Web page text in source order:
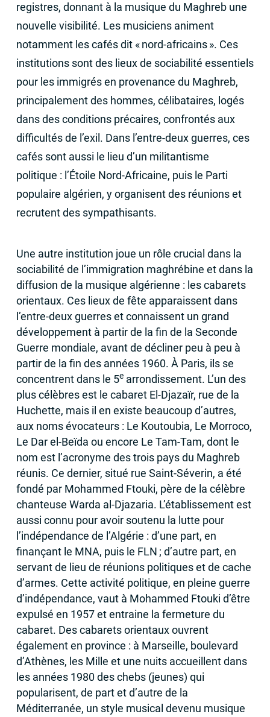
registres, donnant à la musique du Maghreb une
nouvelle visibilité. Les musiciens animent
notamment les cafés dit « nord-africains ». Ces
institutions sont des lieux de sociabilité essentiels
pour les immigrés en provenance du Maghreb,
principalement des hommes, célibataires, logés
dans des conditions précaires, confrontés aux
difficultés de l’exil. Dans l’entre-deux guerres, ces
cafés sont aussi le lieu d’un militantisme
politique : l’Étoile Nord-Africaine, puis le Parti
populaire algérien, y organisent des réunions et
recrutent des sympathisants.
Une autre institution joue un rôle crucial dans la
sociabilité de l’immigration maghrébine et dans la
diffusion de la musique algérienne : les cabarets
orientaux. Ces lieux de fête apparaissent dans
l’entre-deux guerres et connaissent un grand
développement à partir de la fin de la Seconde
Guerre mondiale, avant de décliner peu à peu à
partir de la fin des années 1960. À Paris, ils se
concentrent dans le 5earrondissement. L’un des
plus célèbres est le cabaret El-Djazaïr, rue de la
Huchette, mais il en existe beaucoup d’autres,
aux noms évocateurs : Le Koutoubia, Le Morroco,
Le Dar el-Beïda ou encore Le Tam-Tam, dont le
nom est l’acronyme des trois pays du Maghreb
réunis. Ce dernier, situé rue Saint-Séverin, a été
fondé par Mohammed Ftouki, père de la célèbre
chanteuse Warda al-Djazaria. L’établissement est
aussi connu pour avoir soutenu la lutte pour
l’indépendance de l’Algérie : d’une part, en
finançant le MNA, puis le FLN ; d’autre part, en
servant de lieu de réunions politiques et de cache
d’armes. Cette activité politique, en pleine guerre
d’indépendance, vaut à Mohammed Ftouki d’être
expulsé en 1957 et entraine la fermeture du
cabaret. Des cabarets orientaux ouvrent
également en province : à Marseille, boulevard
d’Athènes, les Mille et une nuits accueillent dans
les années 1980 des chebs (jeunes) qui
popularisent, de part et d’autre de la
Méditerranée, un style musical devenu musique